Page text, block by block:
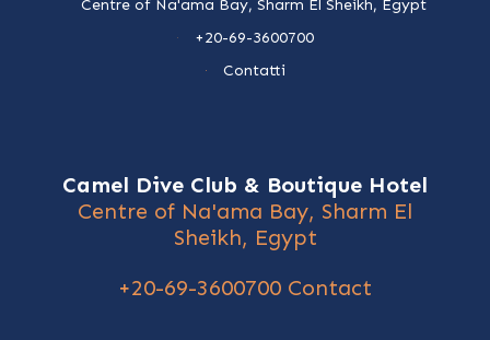
Centre of Na'ama Bay, Sharm El Sheikh, Egypt
+20-69-3600700
Contatti
Camel Dive Club & Boutique Hotel
Centre of Na'ama Bay, Sharm El
Sheikh, Egypt
+20-69-3600700 Contact